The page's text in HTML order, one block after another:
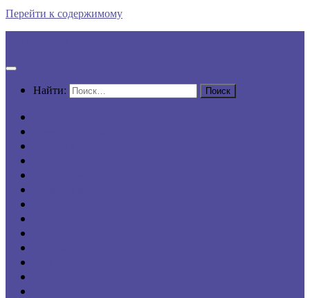
Перейти к содержимому
Найти: